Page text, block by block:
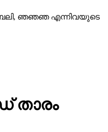
ഞഞഞ എന്നിവയുടെ
താരം